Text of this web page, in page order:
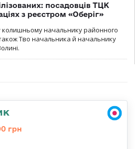
посадовців ТЦК
з реєстром «Оберіг»
колишньому начальнику районного
Тво начальника й начальнику
грн